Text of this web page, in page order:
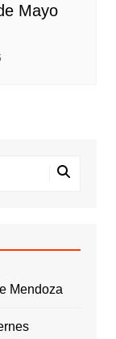
Mayo
Mendoza